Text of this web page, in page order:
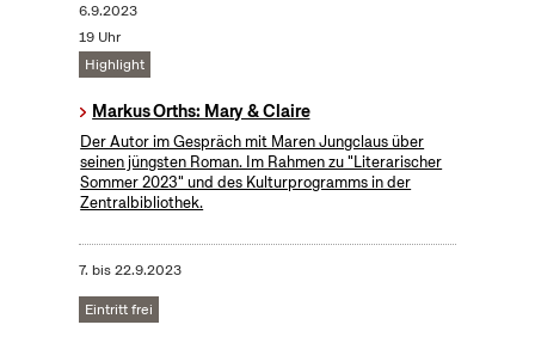
6.9.2023
19 Uhr
Highlight
Markus Orths: Mary & Claire
Der Autor im Gespräch mit Maren Jungclaus über
seinen jüngsten Roman. Im Rahmen zu "Literarischer
Sommer 2023" und des Kulturprogramms in der
Zentralbibliothek.
7. bis22.9.2023
Eintritt frei